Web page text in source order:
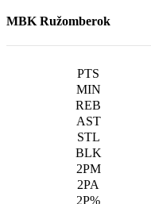
MBK Ružomberok